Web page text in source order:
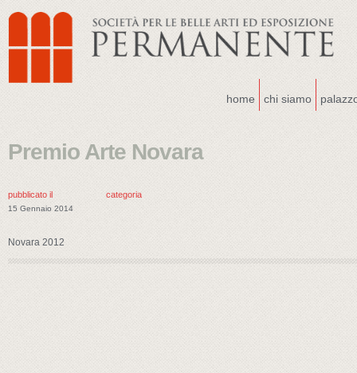
home chi siamo
Premio Arte Novara
pubblicato il
15 Gennaio 2014
categoria
Novara 2012